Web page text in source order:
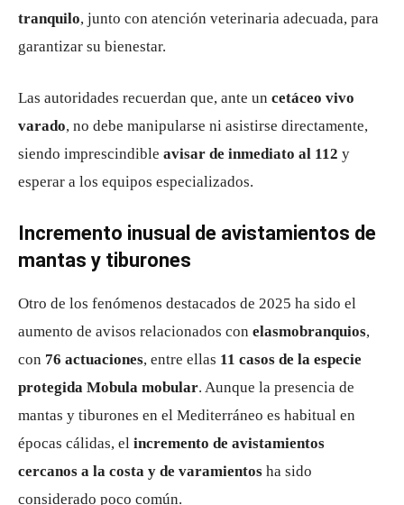
tranquilo, junto con atención veterinaria adecuada, para
garantizar su bienestar.
Las autoridades recuerdan que, ante un cetáceo vivo
varado, no debe manipularse ni asistirse directamente,
siendo imprescindible avisar de inmediato al 112 y
esperar a los equipos especializados.
Incremento inusual de avistamientos de
mantas y tiburones
Otro de los fenómenos destacados de 2025 ha sido el
aumento de avisos relacionados con elasmobranquios,
con 76 actuaciones, entre ellas 11 casos de la especie
protegida Mobula mobular. Aunque la presencia de
mantas y tiburones en el Mediterráneo es habitual en
épocas cálidas, el incremento de avistamientos
cercanos a la costa y de varamientos ha sido
considerado poco común.